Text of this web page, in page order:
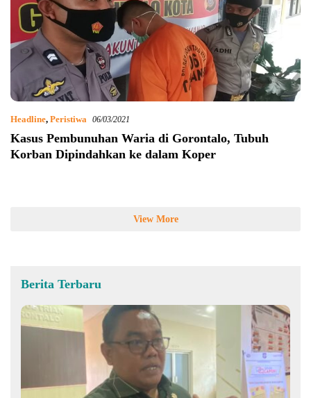
Headline, Peristiwa 06/03/2021
Kasus Pembunuhan Waria di Gorontalo, Tubuh
Korban Dipindahkan ke dalam Koper
View More
Berita Terbaru